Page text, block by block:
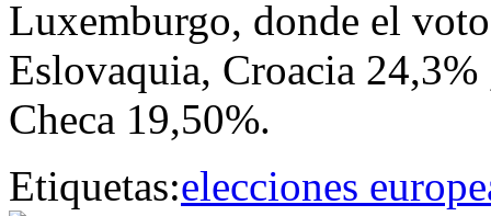
Luxemburgo, donde el
Eslovaquia, Croacia
Checa 19,50%.
Etiquetas:elecciones